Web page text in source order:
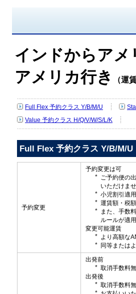
インドからア
アメリカ行き
（運
Full Flex 予約クラス Y/B/M/U
Value 予約クラス H/Q/V/W/S/L/K
Full Flex 予約クラス Y/B/M/U
予約変更
予約変更は可
ご予約便の
いただけま
小児割引適
運賃額・税
また、手数
ルールが適
変更可能運賃
より高額な
同等または
出発前
取消手数料
出発後
取消手数料